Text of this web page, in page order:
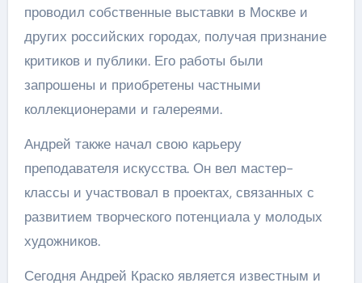
проводил собственные выставки в Москве и
других российских городах, получая признание
критиков и публики. Его работы были
запрошены и приобретены частными
коллекционерами и галереями.
Андрей также начал свою карьеру
преподавателя искусства. Он вел мастер-
классы и участвовал в проектах, связанных с
развитием творческого потенциала у молодых
художников.
Сегодня Андрей Краско является известным и